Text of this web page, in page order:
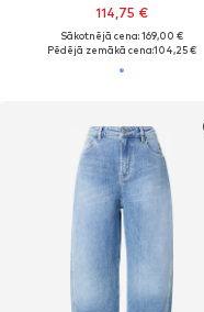
114,75 €
Sākotnējā cena: 169,00 €
Pēdējā zemākā cena:104,25 €